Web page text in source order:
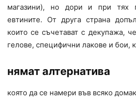
магазини), но дори и при тях
евтините. От друга страна
които се съчетават с декупажа,
гелове, специфични лакове и бои,
нямат алтернатива
която да се намери във всяко